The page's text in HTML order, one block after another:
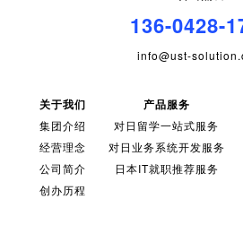
136-0428-
info@ust-
关于我们
集团介绍
经营理念
公司简介
创办历程
产品服务
对日留学一站式服务
对日业务系统开发服务
日本IT就职推荐服务